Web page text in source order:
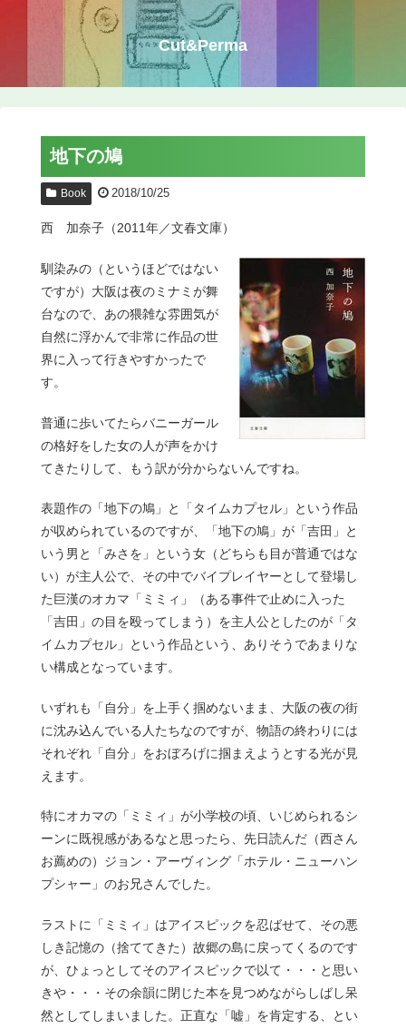
Cut&Perma
地下の鳩
Book 2018/10/25
西 加奈子（2011年／文春文庫）
馴染みの（というほどではない
ですが）大阪は夜のミナミが舞
台なので、あの猥雑な雰囲気が
自然に浮かんで非常に作品の世
界に入って行きやすかったで
す。
普通に歩いてたらバニーガール
の格好をした女の人が声をかけ
てきたりして、もう訳が分からないんですね。
表題作の「地下の鳩」と「タイムカプセル」という作品
が収められているのですが、「地下の鳩」が「吉田」と
いう男と「みさを」という女（どちらも目が普通ではな
い）が主人公で、その中でバイプレイヤーとして登場し
た巨漢のオカマ「ミミィ」（ある事件で止めに入った
「吉田」の目を殴ってしまう）を主人公としたのが「タ
イムカプセル」という作品という、ありそうであまりな
い構成となっています。
いずれも「自分」を上手く掴めないまま、大阪の夜の街
に沈み込んでいる人たちなのですが、物語の終わりには
それぞれ「自分」をおぼろげに掴まえようとする光が見
えます。
特にオカマの「ミミィ」が小学校の頃、いじめられるシ
ーンに既視感があるなと思ったら、先日読んだ（西さん
お薦めの）ジョン・アーヴィング「ホテル・ニューハン
プシャー」のお兄さんでした。
ラストに「ミミィ」はアイスピックを忍ばせて、その悪
しき記憶の（捨ててきた）故郷の島に戻ってくるのです
が、ひょっとしてそのアイスピックで以て・・・と思い
きや・・・その余韻に閉じた本を見つめながらしばし呆
然としてしまいました。正直な「嘘」を肯定する、とい